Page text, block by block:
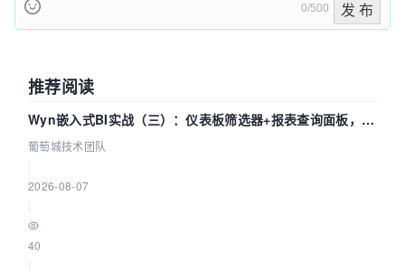
0/500 发 布
推荐阅读
Wyn嵌入式BI实战（三）：仪表板筛选器+报表查询面板，参
数联动全闭环
葡萄城技术团队
2026-08-07
40